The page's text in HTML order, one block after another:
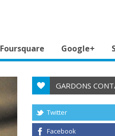
Foursquare Google+
GARDONS
Twitter
Facebook